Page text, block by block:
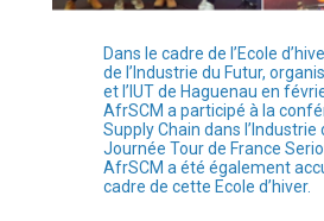
Dans le cadre de l’Ecole
de l’Industrie du Futur,
et l’IUT de Haguenau en
AfrSCM a participé à la
Supply Chain dans l’Industrie
Journée Tour de France
AfrSCM a été également
cadre de cette Ecole d’hiver.